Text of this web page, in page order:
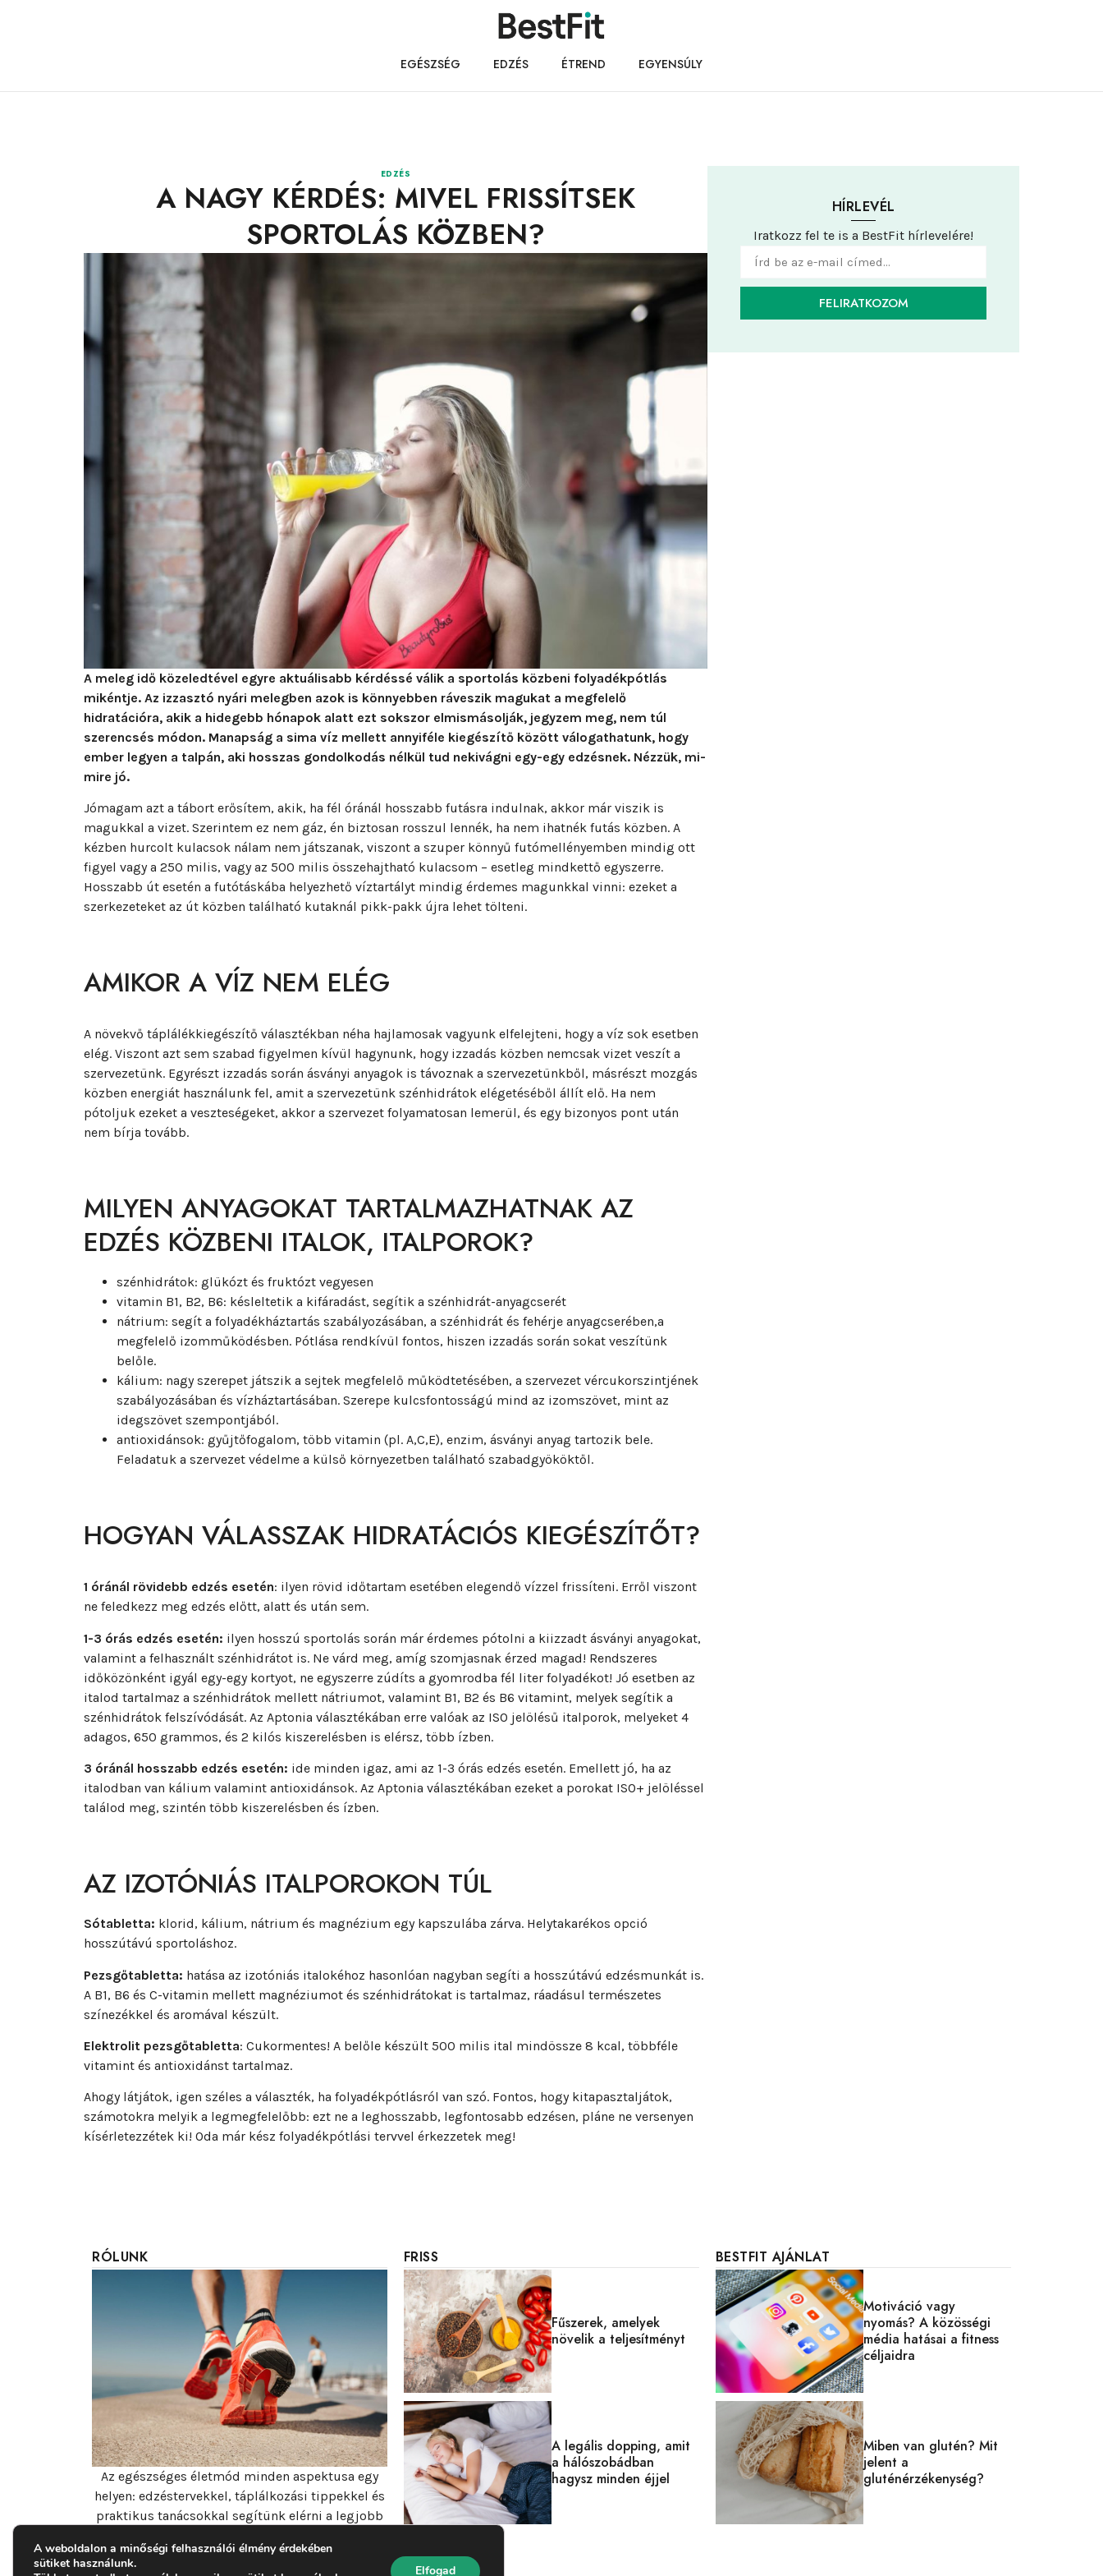
EGÉSZSÉG EDZÉS ÉTREND EGYENSÚLY
HÍRLEVÉL
Iratkozz fel te is a BestFit hírlevelére!
FELIRATKOZOM
EDZÉS
A NAGY KÉRDÉS: MIVEL FRISSÍTSEK
SPORTOLÁS KÖZBEN?
A meleg idő közeledtével egyre aktuálisabb kérdéssé válik a sportolás közbeni folyadékpótlás
mikéntje. Az izzasztó nyári melegben azok is könnyebben ráveszik magukat a megfelelő
hidratációra, akik a hidegebb hónapok alatt ezt sokszor elmismásolják, jegyzem meg, nem túl
szerencsés módon. Manapság a sima víz mellett annyiféle kiegészítő között válogathatunk, hogy
ember legyen a talpán, aki hosszas gondolkodás nélkül tud nekivágni egy-egy edzésnek. Nézzük, mi-
mire jó.
Jómagam azt a tábort erősítem, akik, ha fél óránál hosszabb futásra indulnak, akkor már viszik is
magukkal a vizet. Szerintem ez nem gáz, én biztosan rosszul lennék, ha nem ihatnék futás közben. A
kézben hurcolt kulacsok nálam nem játszanak, viszont a szuper könnyű futómellényemben mindig ott
figyel vagy a 250 milis, vagy az 500 milis összehajtható kulacsom – esetleg mindkettő egyszerre.
Hosszabb út esetén a futótáskába helyezhető víztartályt mindig érdemes magunkkal vinni: ezeket a
szerkezeteket az út közben található kutaknál pikk-pakk újra lehet tölteni.
AMIKOR A VÍZ NEM ELÉG
A növekvő táplálékkiegészítő választékban néha hajlamosak vagyunk elfelejteni, hogy a víz sok esetben
elég. Viszont azt sem szabad figyelmen kívül hagynunk, hogy izzadás közben nemcsak vizet veszít a
szervezetünk. Egyrészt izzadás során ásványi anyagok is távoznak a szervezetünkből, másrészt mozgás
közben energiát használunk fel, amit a szervezetünk szénhidrátok elégetéséből állít elő. Ha nem
pótoljuk ezeket a veszteségeket, akkor a szervezet folyamatosan lemerül, és egy bizonyos pont után
nem bírja tovább.
MILYEN ANYAGOKAT TARTALMAZHATNAK AZ
EDZÉS KÖZBENI ITALOK, ITALPOROK?
szénhidrátok: glükózt és fruktózt vegyesen
vitamin B1, B2, B6: késleltetik a kifáradást, segítik a szénhidrát-anyagcserét
nátrium: segít a folyadékháztartás szabályozásában, a szénhidrát és fehérje anyagcserében,a
megfelelő izomműködésben. Pótlása rendkívül fontos, hiszen izzadás során sokat veszítünk
belőle.
kálium: nagy szerepet játszik a sejtek megfelelő működtetésében, a szervezet vércukorszintjének
szabályozásában és vízháztartásában. Szerepe kulcsfontosságú mind az izomszövet, mint az
idegszövet szempontjából.
antioxidánsok: gyűjtőfogalom, több vitamin (pl. A,C,E), enzim, ásványi anyag tartozik bele.
Feladatuk a szervezet védelme a külső környezetben található szabadgyököktől.
HOGYAN VÁLASSZAK HIDRATÁCIÓS KIEGÉSZÍTŐT?
1 óránál rövidebb edzés esetén: ilyen rövid időtartam esetében elegendő vízzel frissíteni. Erről viszont
ne feledkezz meg edzés előtt, alatt és után sem.
1-3 órás edzés esetén: ilyen hosszú sportolás során már érdemes pótolni a kiizzadt ásványi anyagokat,
valamint a felhasznált szénhidrátot is. Ne várd meg, amíg szomjasnak érzed magad! Rendszeres
időközönként igyál egy-egy kortyot, ne egyszerre zúdíts a gyomrodba fél liter folyadékot! Jó esetben az
italod tartalmaz a szénhidrátok mellett nátriumot, valamint B1, B2 és B6 vitamint, melyek segítik a
szénhidrátok felszívódását. Az Aptonia választékában erre valóak az ISO jelölésű italporok, melyeket 4
adagos, 650 grammos, és 2 kilós kiszerelésben is elérsz, több ízben.
3 óránál hosszabb edzés esetén: ide minden igaz, ami az 1-3 órás edzés esetén. Emellett jó, ha az
italodban van kálium valamint antioxidánsok. Az Aptonia választékában ezeket a porokat ISO+ jelöléssel
találod meg, szintén több kiszerelésben és ízben.
AZ IZOTÓNIÁS ITALPOROKON TÚL
Sótabletta: klorid, kálium, nátrium és magnézium egy kapszulába zárva. Helytakarékos opció
hosszútávú sportoláshoz.
Pezsgőtabletta: hatása az izotóniás italokéhoz hasonlóan nagyban segíti a hosszútávú edzésmunkát is.
A B1, B6 és C-vitamin mellett magnéziumot és szénhidrátokat is tartalmaz, ráadásul természetes
színezékkel és aromával készült.
Elektrolit pezsgőtabletta: Cukormentes! A belőle készült 500 milis ital mindössze 8 kcal, többféle
vitamint és antioxidánst tartalmaz.
Ahogy látjátok, igen széles a választék, ha folyadékpótlásról van szó. Fontos, hogy kitapasztaljátok,
számotokra melyik a legmegfelelőbb: ezt ne a leghosszabb, legfontosabb edzésen, pláne ne versenyen
kísérletezzétek ki! Oda már kész folyadékpótlási tervvel érkezzetek meg!
RÓLUNK
Az egészséges életmód minden aspektusa egy
helyen: edzéstervekkel, táplálkozási tippekkel és
praktikus tanácsokkal segítünk elérni a legjobb
FRISS
Fűszerek, amelyek
növelik a teljesítményt
A legális dopping, amit
a hálószobádban
hagysz minden éjjel
BESTFIT AJÁNLAT
Motiváció vagy
nyomás? A közösségi
média hatásai a fitness
céljaidra
Miben van glutén? Mit
jelent a
gluténérzékenység?
A weboldalon a minőségi felhasználói élmény érdekében
sütiket használunk.
Elfogad